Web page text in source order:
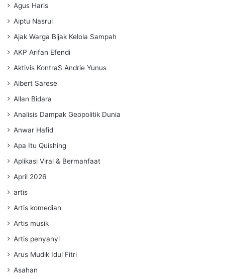
Agus Haris
Aiptu Nasrul
Ajak Warga Bijak Kelola Sampah
AKP Arifan Efendi
Aktivis KontraS Andrie Yunus
Albert Sarese
Allan Bidara
Analisis Dampak Geopolitik Dunia
Anwar Hafid
Apa Itu Quishing
Aplikasi Viral & Bermanfaat
April 2026
artis
Artis komedian
Artis musik
Artis penyanyi
Arus Mudik Idul Fitri
Asahan